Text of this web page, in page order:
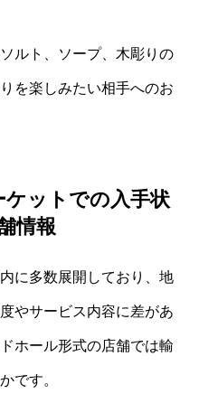
ルト、ソープ、木彫りの
を楽しみたい相手へのお
ットでの入手状
情報
に多数展開しており、地
やサービス内容に差があ
ホール形式の店舗では輸
です。